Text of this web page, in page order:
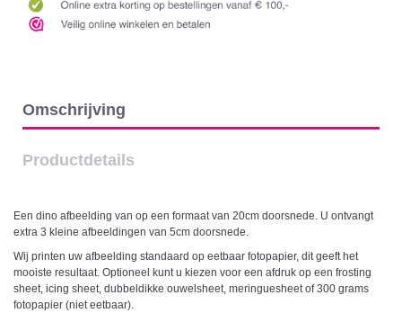
Omschrijving
Productdetails
Een dino afbeelding van op een formaat van 20cm doorsnede. U ontvangt
extra 3 kleine afbeeldingen van 5cm doorsnede.
Wij printen uw afbeelding standaard op eetbaar fotopapier, dit geeft het
mooiste resultaat. Optioneel kunt u kiezen voor een afdruk op een frosting
sheet, icing sheet, dubbeldikke ouwelsheet, meringuesheet of 300 grams
fotopapier (niet eetbaar).